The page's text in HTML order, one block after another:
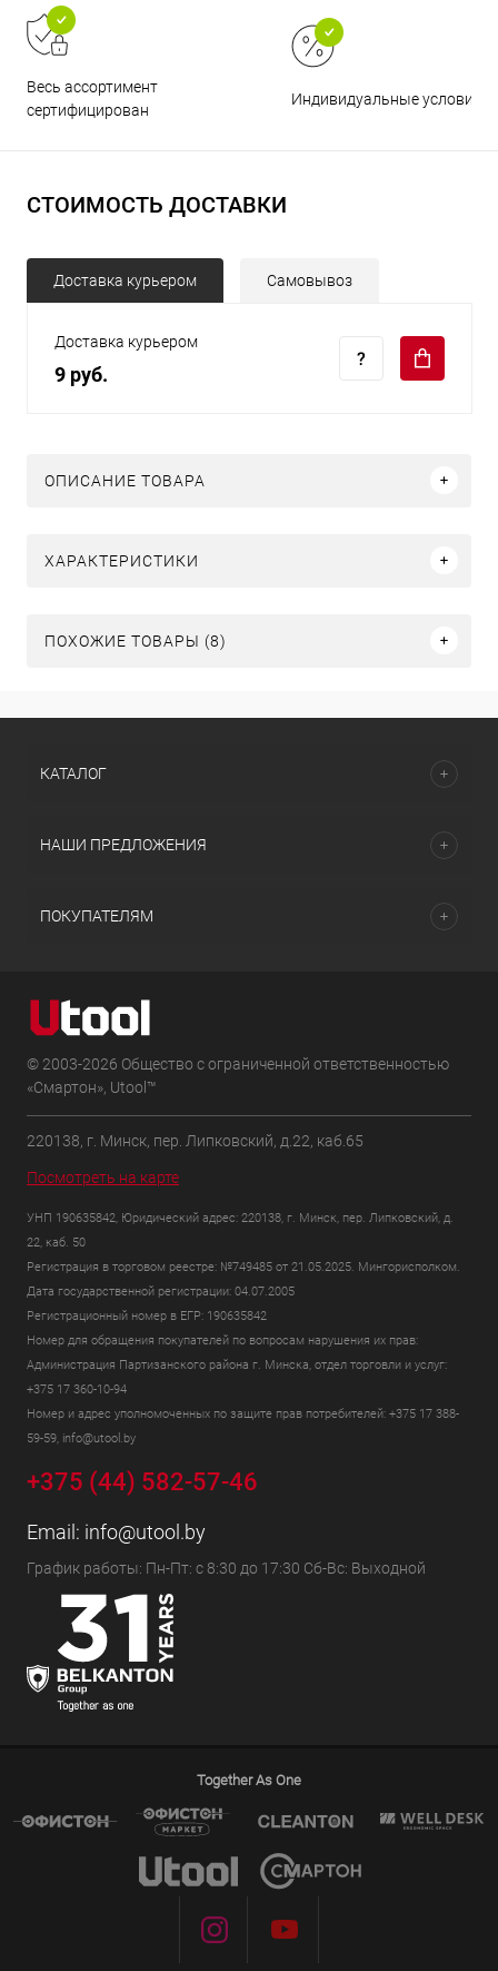
Весь ассортимент
сертифицирован
Индивидуальные условия
СТОИМОСТЬ ДОСТАВКИ
Доставка курьером Самовывоз
Доставка курьером
9 руб.
ОПИСАНИЕ ТОВАРА
ХАРАКТЕРИСТИКИ
ПОХОЖИЕ ТОВАРЫ (8)
КАТАЛОГ
НАШИ ПРЕДЛОЖЕНИЯ
ПОКУПАТЕЛЯМ
© 2003-2026 Общество с ограниченной ответственностью
«Смартон», Utool™
220138, г. Минск, пер. Липковский, д.22, каб.65
Посмотреть на карте
УНП 190635842, Юридический адрес: 220138, г. Минск, пер. Липковский, д.
22, каб. 50
Регистрация в торговом реестре: №749485 от 21.05.2025. Мингорисполком.
Дата государственной регистрации: 04.07.2005
Регистрационный номер в ЕГР: 190635842
Номер для обращения покупателей по вопросам нарушения их прав:
Администрация Партизанского района г. Минска, отдел торговли и услуг:
+375 17 360-10-94
Номер и адрес уполномоченных по защите прав потребителей: +375 17 388-
59-59, info@utool.by
+375 (44) 582-57-46
Email: info@utool.by
График работы: Пн-Пт: с 8:30 до 17:30 Сб-Вс: Выходной
Together As One